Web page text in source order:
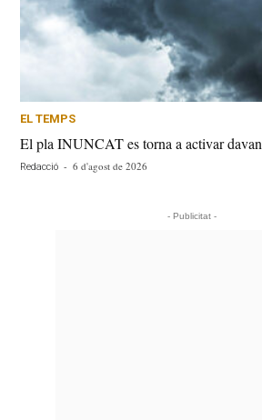
EL TEMPS
El pla INUNCAT es torna a activar
Redacció - 6 d'agost de 2026
- Publicitat -